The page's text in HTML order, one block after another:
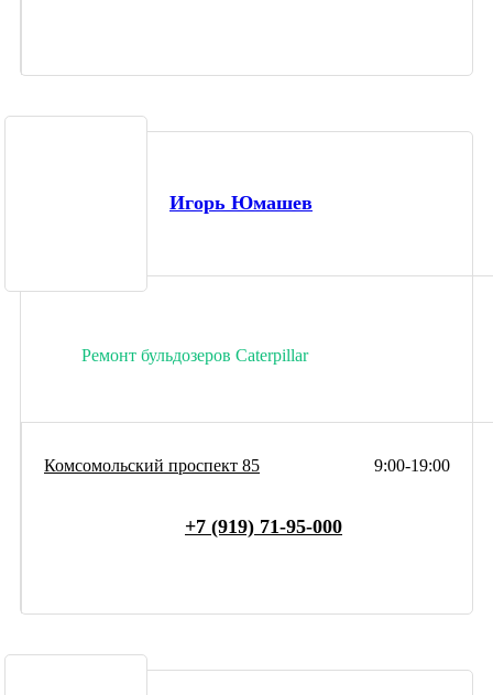
Игорь Юмашев
Ремонт бульдозеров Caterpillar
9:00-19:00
Комсомольский проспект 85
+7 (919) 71-95-000